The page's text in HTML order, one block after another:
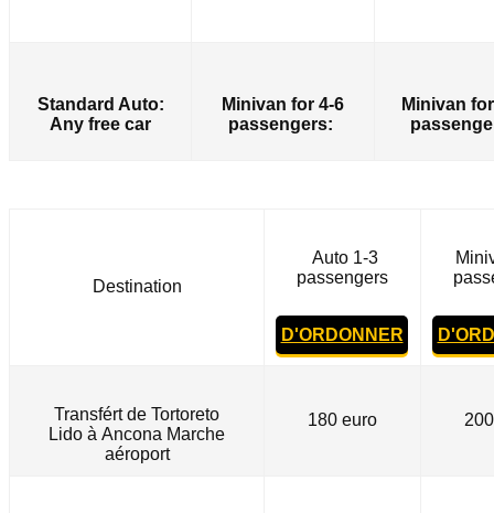
Standard Auto:
Any free car
Minivan for 4-6
passengers:
Minivan
Destination
Auto 1-3
passengers
D'ORDONNER
Transfért de Tortoreto
Lido à Ancona Marche
aéroport
180 euro